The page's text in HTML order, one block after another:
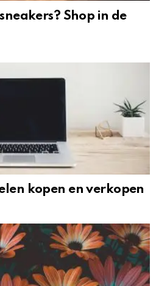
Shop in de
kopen en verkopen